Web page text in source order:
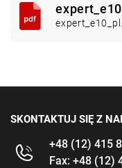
SKONTAKTUJ SIĘ Z
+48 (12) 415
Fax: +48 (12)